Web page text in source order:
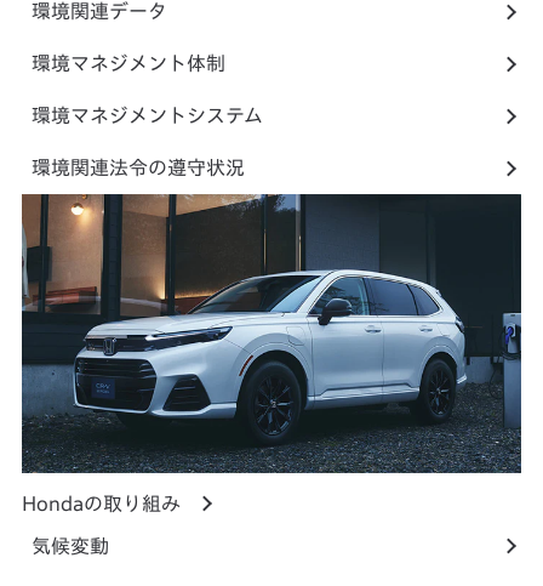
環境関連データ
環境マネジメント体制
環境マネジメントシステム
環境関連法令の遵守状況
Hondaの取り組み
気候変動